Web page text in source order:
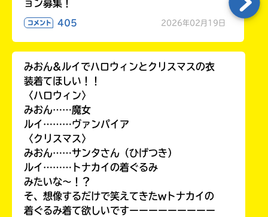
ョン募集！
コメント 405 2026年02月19日
みおん&ルイでハロウィンとクリスマスの衣
装着てほしい！！
〈ハロウィン〉
みおん……魔女
ルイ………ヴァンパイア
〈クリスマス〉
みおん……サンタさん（ひげつき）
ルイ………トナカイの着ぐるみ
みたいな〜！？
そ、想像するだけで笑えてきたwトナカイの
着ぐるみ着て欲しいですーーーーーーーーー